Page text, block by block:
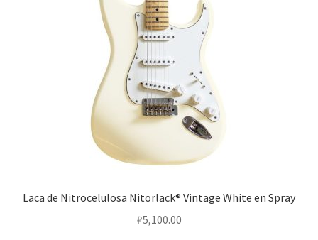
Laca de Nitrocelulosa Nitorlack® Vintage White en Spray
₽5,100.00